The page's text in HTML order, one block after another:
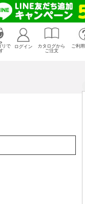
リで
ログイン
カタログから
ご注文
ご利